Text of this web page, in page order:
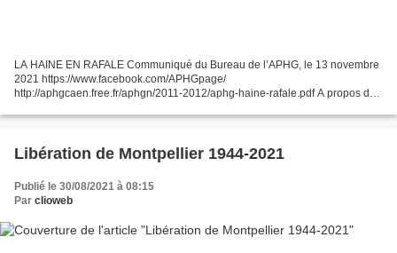
LA HAINE EN RAFALE Communiqué du Bureau de l’APHG, le 13 novembre
2021 https://www.facebook.com/APHGpage/
http://aphgcaen.free.fr/aphgn/2011-2012/aphg-haine-rafale.pdf A propos de
dossier...
Libération de Montpellier 1944-2021
Publié le 30/08/2021 à 08:15
Par clioweb